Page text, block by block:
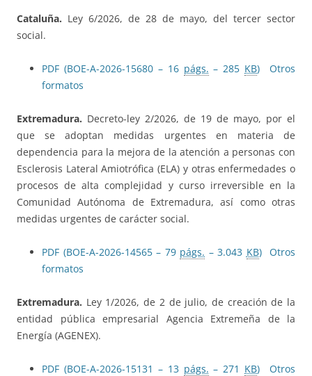
Cataluña. Ley 6/2026, de 28 de mayo, del tercer sector
social.
PDF (BOE-A-2026-15680 – 16 págs. – 285 KB)
Otros
formatos
Extremadura. Decreto-ley 2/2026, de 19 de mayo, por el
que se adoptan medidas urgentes en materia de
dependencia para la mejora de la atención a personas con
Esclerosis Lateral Amiotrófica (ELA) y otras enfermedades o
procesos de alta complejidad y curso irreversible en la
Comunidad Autónoma de Extremadura, así como otras
medidas urgentes de carácter social.
PDF (BOE-A-2026-14565 – 79 págs. – 3.043 KB) Otros
formatos
Extremadura. Ley 1/2026, de 2 de julio, de creación de la
entidad pública empresarial Agencia Extremeña de la
Energía (AGENEX).
PDF (BOE-A-2026-15131 – 13 págs. – 271 KB)
Otros